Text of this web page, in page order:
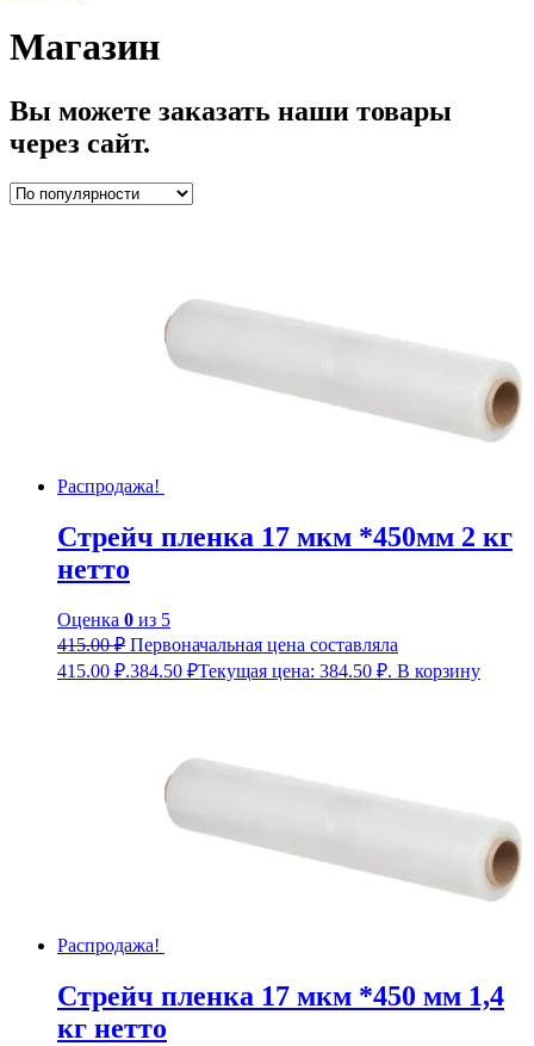
Магазин
Вы можете заказать наши товары
через сайт.
Распродажа!
Стрейч пленка 17 мкм *450мм 2 кг
нетто
Оценка 0 из 5
415.00₽ Первоначальная цена составляла
415.00 ₽.384.50 ₽Текущая цена: 384.50 ₽. В корзину
Распродажа!
Стрейч пленка 17 мкм *450 мм 1,4
кг нетто